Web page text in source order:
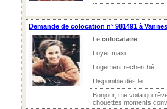
Demande de colocation n° 981491 à Vannes
Le colocataire
Loyer maxi
Logement recherché
Disponible dès le
Bonjour, me voila qui
chouettes moments